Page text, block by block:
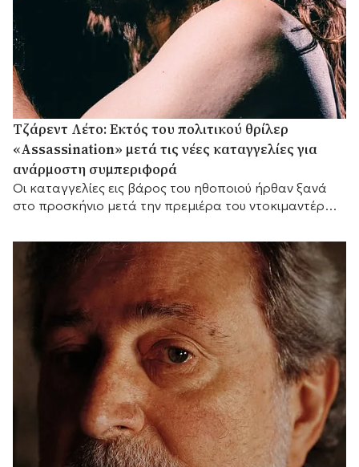
Τζάρεντ Λέτο: Εκτός του πολιτικού θρίλερ
«Assassination» μετά τις νέες καταγγελίες για
ανάρμοστη συμπεριφορά
Οι καταγγελίες εις βάρος του ηθοποιού ήρθαν ξανά
στο προσκήνιο μετά την πρεμιέρα του ντοκιμαντέρ